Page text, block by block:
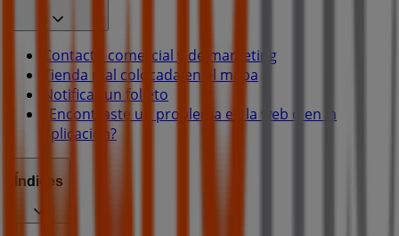
Contacto comercial y de marketing
Tienda mal colocada en el mapa
Notificar un folleto
¿Encontraste un problema en la web o en la
aplicación?
Índices